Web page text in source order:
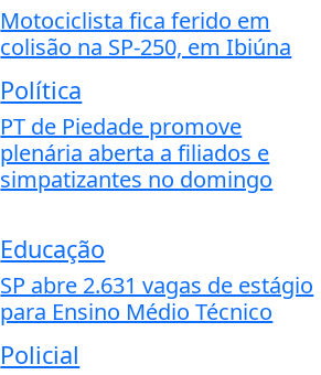
Motociclista fica ferido em
colisão na SP-250, em Ibiúna
Política
PT de Piedade promove
plenária aberta a filiados e
simpatizantes no domingo
Educação
SP abre 2.631 vagas de estágio
para Ensino Médio Técnico
Policial